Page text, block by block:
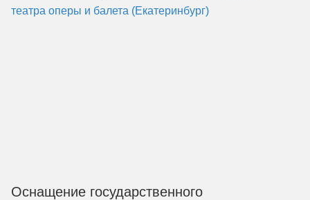
Оснащение государственного